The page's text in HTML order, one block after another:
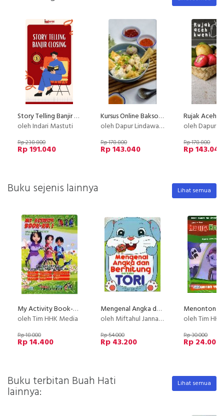
Story Telling Banjir Closing
oleh Indari Mastuti
Rp 238.800
Rp 191.040
Kursus Online Bakso Malang Dapur Lindawaty PU
oleh Dapur Lindawaty
Rp 178.800
Rp 143.040
Rujak Aceh
oleh Dapur
Rp 178.800
Rp 143.040
Buku sejenis lainnya Lihat semua
My Activity Book-KG.1 Kindergarten, 1nd Semester Ages 5-7
oleh Tim HHK Media
Rp 18.000
Rp 14.400
Mengenal Angka dan Berhitung Bersama TORI
oleh Miftahul Jannah, MPsi. Psi.
Rp 54.000
Rp 43.200
oleh Tim
Rp 30.000
Rp 24.000
Buku terbitan Buah Hati
lainnya:
Lihat semua